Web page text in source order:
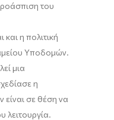
του
η πολιτική
Υποδομών.
μια
η
είναι σε θέση να
λειτουργία.